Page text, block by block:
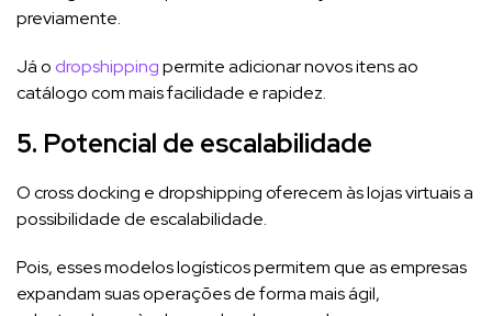
previamente.
Já o dropshippingpermite adicionar novos itens ao
catálogo com mais facilidade e rapidez.
5. Potencial de escalabilidade
O cross docking e dropshipping oferecem às lojas virtuais a
possibilidade de escalabilidade.
Pois, esses modelos logísticos permitem que as empresas
expandam suas operações de forma mais ágil,